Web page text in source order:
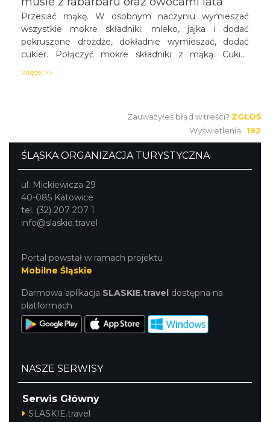
Przesiać mąkę. W osobnym naczyniu wymieszać
wszystkie mokre składniki: mleko, jajka i dodać
pokruszone drożdże, dokładnie wymieszać, dodać
cukier. Połączyć mokre składniki z mąką. Cukier
Zblanszować z cukrem.
więcej >>
Zauważyłeś błąd w treści? ZGŁOŚ
Wyświetlenia: 192
ŚLĄSKA ORGANIZACJA TURYSTYCZNA
ul. Mickiewicza 29
40-085 Katowice
tel. (32) 207 207 1
info@slaskie.travel
Portal powstał w ramach projektu
Mobilne Śląskie
Darmowa aplikacja SLASKIE.travel dostępna na
platformach
NASZE SERWISY
Serwis Główny
SLASKIE.travel